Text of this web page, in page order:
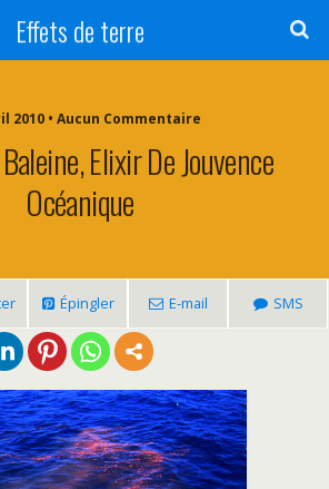
Effets de terre
2010 • Aucun Commentaire
Elixir De Jouvence
Océanique
Épingler E-mail SMS